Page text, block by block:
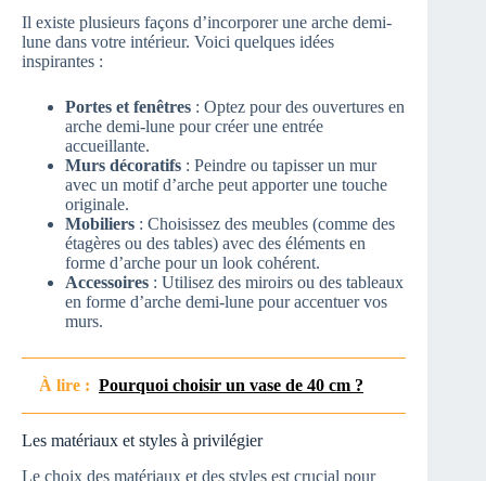
Il existe plusieurs façons d’incorporer une arche demi-
lune dans votre intérieur. Voici quelques idées
inspirantes :
Portes et fenêtres : Optez pour des ouvertures en
arche demi-lune pour créer une entrée
accueillante.
Murs décoratifs : Peindre ou tapisser un mur
avec un motif d’arche peut apporter une touche
originale.
Mobiliers : Choisissez des meubles (comme des
étagères ou des tables) avec des éléments en
forme d’arche pour un look cohérent.
Accessoires : Utilisez des miroirs ou des tableaux
en forme d’arche demi-lune pour accentuer vos
murs.
À lire : Pourquoi choisir un vase de 40 cm ?
Les matériaux et styles à privilégier
Le choix des matériaux et des styles est crucial pour